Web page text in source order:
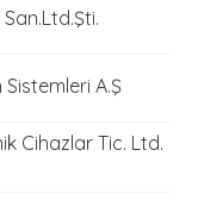
A.Ş
Cihazlar Tic. Ltd.